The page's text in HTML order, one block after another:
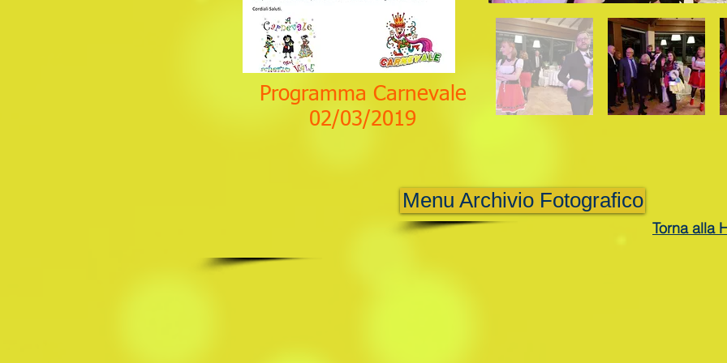
Programma Carnevale
02/03/2019
Menu Archivio Fotografico
Torna alla